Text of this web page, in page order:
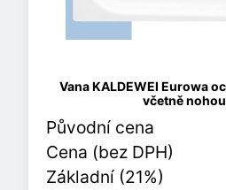
Vana KALDEWEI Eurowa
včetně
Původní cena
Cena (bez DPH)
Základní (21%)